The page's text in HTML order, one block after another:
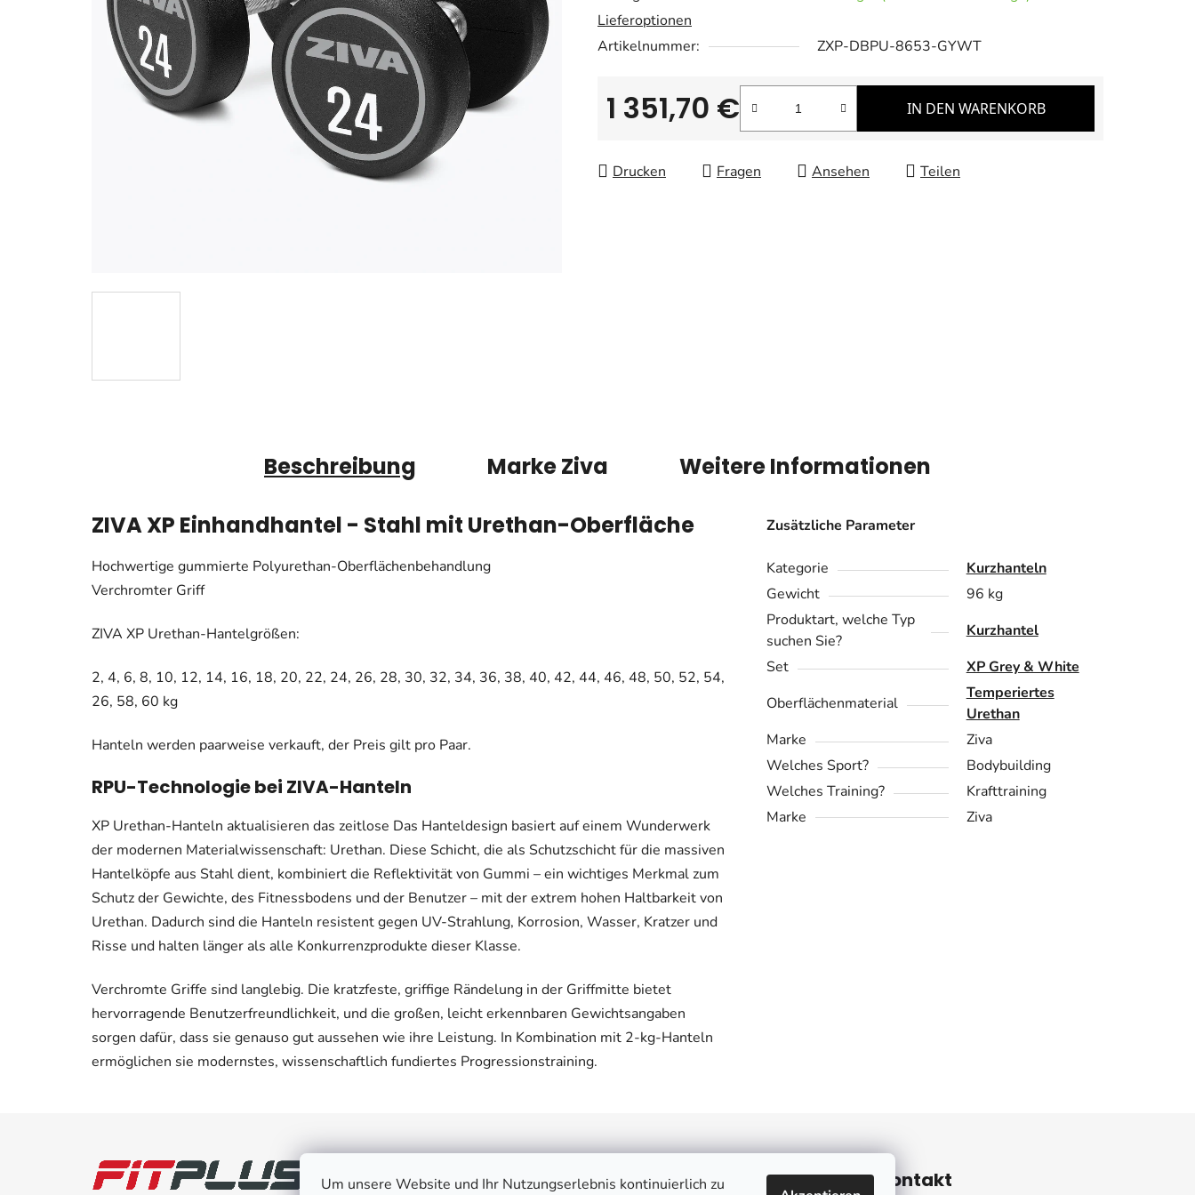
Um unsere Website und Ihr Nutzungserlebnis kontinuierlich zu
Lieferoptionen
Artikelnummer:
ZXP-DBPU-8653-GYWT
1 351,70 € IN DEN WARENKORB
Drucken Fragen Ansehen Teilen
Beschreibung MarkeZiva
Weitere Informationen
ZIVA XP Einhandhantel - Stahl mit Urethan-Oberfläche
Hochwertige gummierte Polyurethan-Oberflächenbehandlung
Verchromter Griff
ZIVA XP Urethan-Hantelgrößen:
2, 4, 6, 8, 10, 12, 14, 16, 18, 20, 22, 24, 26, 28, 30, 32, 34, 36, 38, 40, 42, 44, 46, 48, 50, 52, 54,
26, 58, 60 kg
Hanteln werden paarweise verkauft, der Preis gilt pro Paar.
RPU-Technologie bei ZIVA-Hanteln
XP Urethan-Hanteln aktualisieren das zeitlose Das Hanteldesign basiert auf einem Wunderwerk
der modernen Materialwissenschaft: Urethan. Diese Schicht, die als Schutzschicht für die massiven
Hantelköpfe aus Stahl dient, kombiniert die Reflektivität von Gummi – ein wichtiges Merkmal zum
Schutz der Gewichte, des Fitnessbodens und der Benutzer – mit der extrem hohen Haltbarkeit von
Urethan. Dadurch sind die Hanteln resistent gegen UV-Strahlung, Korrosion, Wasser, Kratzer und
Risse und halten länger als alle Konkurrenzprodukte dieser Klasse.
Verchromte Griffe sind langlebig. Die kratzfeste, griffige Rändelung in der Griffmitte bietet
hervorragende Benutzerfreundlichkeit, und die großen, leicht erkennbaren Gewichtsangaben
sorgen dafür, dass sie genauso gut aussehen wie ihre Leistung. In Kombination mit 2-kg-Hanteln
ermöglichen sie modernstes, wissenschaftlich fundiertes Progressionstraining.
Zusätzliche Parameter
Kategorie
Kurzhanteln
Gewicht
96 kg
Produktart, welche Typ
suchen Sie?
Kurzhantel
Set
XP Grey & White
Oberflächenmaterial
Temperiertes
Urethan
Marke
Ziva
Welches Sport?
Bodybuilding
Welches Training?
Krafttraining
Marke
Ziva
Könnte dich interessieren Kontakt